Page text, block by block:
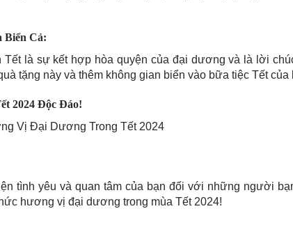
Biển Cả:
là sự kết hợp hòa quyện của đại dương và là lời
tặng này và thêm không gian biển vào bữa tiệc Tết của
2024 Độc Đáo!
Vị Đại Dương Trong Tết 2024
tình yêu và quan tâm của bạn đối với những người
hương vị đại dương trong mùa Tết 2024!